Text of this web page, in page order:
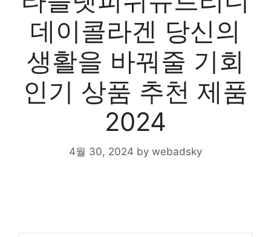
데이콜라겐 당신의
생활을 바꿔줄 기회
인기 상품 추천 제품
2024
4월 30, 2024 by webadsky